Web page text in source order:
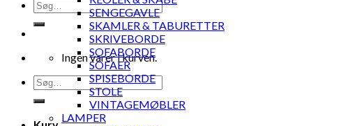
Søg
efter:
Ingen varer i kurven.
Søg
efter:
SENGEGAVLE
SKAMLER & TABURETTER
SKRIVEBORDE
SOFABORDE
SOFAER
SPISEBORDE
STOLE
VINTAGEMØBLER
LAMPER